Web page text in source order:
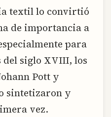
textil lo convirtió
de importancia a
para
siglo XVIII, los
Pott y
sintetizaron y
vez.